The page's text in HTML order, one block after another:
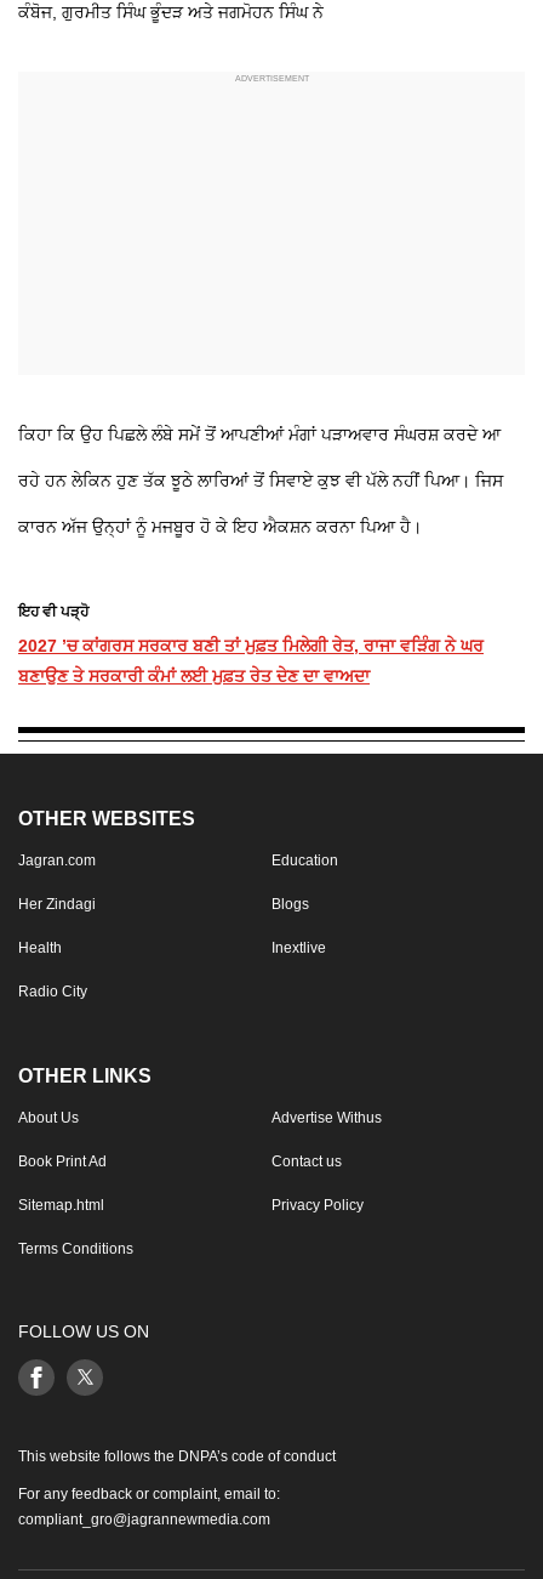
ਕੰਬੋਜ, ਗੁਰਮੀਤ ਸਿੰਘ ਭੂੰਦੜ ਅਤੇ ਜਗਮੋਹਨ ਸਿੰਘ ਨੇ
ਕਿਹਾ ਕਿ ਉਹ ਪਿਛਲੇ ਲੰਬੇ ਸਮੇਂ ਤੋਂ ਆਪਣੀਆਂ ਮੰਗਾਂ ਪੜਾਅਵਾਰ ਸੰਘਰਸ਼ ਕਰਦੇ ਆ
ਰਹੇ ਹਨ ਲੇਕਿਨ ਹੁਣ ਤੱਕ ਝੂਠੇ ਲਾਰਿਆਂ ਤੋਂ ਸਿਵਾਏ ਕੁਝ ਵੀ ਪੱਲੇ ਨਹੀਂ ਪਿਆ। ਜਿਸ
ਕਾਰਨ ਅੱਜ ਉਨ੍ਹਾਂ ਨੂੰ ਮਜਬੂਰ ਹੋ ਕੇ ਇਹ ਐਕਸ਼ਨ ਕਰਨਾ ਪਿਆ ਹੈ।
ਇਹ ਵੀ ਪੜ੍ਹੋ
2027 ’ਚ ਕਾਂਗਰਸ ਸਰਕਾਰ ਬਣੀ ਤਾਂ ਮੁਫ਼ਤ ਮਿਲੇਗੀ ਰੇਤ, ਰਾਜਾ ਵੜਿੰਗ ਨੇ ਘਰ
ਬਣਾਉਣ ਤੇ ਸਰਕਾਰੀ ਕੰਮਾਂ ਲਈ ਮੁਫ਼ਤ ਰੇਤ ਦੇਣ ਦਾ ਵਾਅਦਾ
OTHER WEBSITES
Jagran.com Education
Her Zindagi Blogs
Health Inextlive
Radio City
OTHER LINKS
About Us Advertise Withus
Book Print Ad Contact us
Sitemap.html Privacy Policy
Terms Conditions
FOLLOW US ON
This website follows the DNPA’s code of conduct
For any feedback or complaint, email to:
compliant_gro@jagrannewmedia.com